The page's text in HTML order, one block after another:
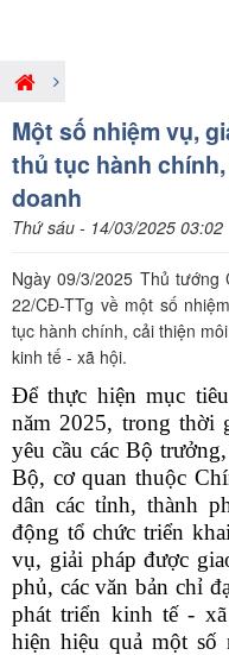
Hoạt động PBGDPL ở
Một số nhiệm vụ,
thủ tục hành
doanh
Thứ sáu - 14/03/2025 03:02
Ngày 09/3/2025 Thủ
22/CĐ-TTg về một số
tục hành chính, cải thiện
kinh tế - xã hội.
Để thực hiện mục
năm 2025, trong thời
yêu cầu các Bộ
Bộ, cơ quan thuộc
dân các tỉnh, thành
động tổ chức triển
vụ, giải pháp được
phủ, các văn bản chỉ
phát triển kinh tế -
hiện hiệu quả một số